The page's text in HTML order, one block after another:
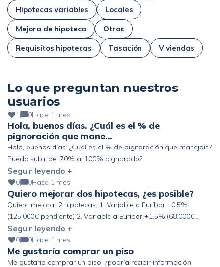
Hipotecas variables Locales
Mejora de hipoteca Otros
Requisitos hipotecas Tasación Viviendas
Lo que preguntan nuestros
usuarios
1 0Hace 1 mes
Hola, buenos días. ¿Cuál es el % de
pignoración que mane…
Hola, buenos días. ¿Cuál es el % de pignoración que manejáis?
Puedo subir del 70% al 100% pignorado?
Seguir leyendo +
0 0Hace 1 mes
Quiero mejorar dos hipotecas, ¿es posible?
Quiero mejorar 2 hipotecas: 1. Variable a Euríbor +0,5%
(125.000€ pendiente) 2. Variable a Euríbor +1,5% (68.000€
pendiente) Altos ingresos y ahorro, pero fuera de España. ¿Se
podría mejorar?
Seguir leyendo +
0 0Hace 1 mes
Me gustaría comprar un piso
Me gustaría comprar un piso, ¿podría recibir información